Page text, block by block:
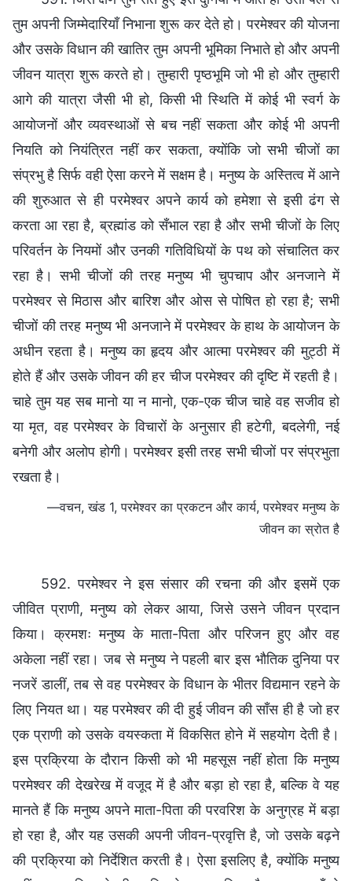
तुम अपनी जिम्मेदारियाँ निभाना शुरू कर देते हो। परमेश्वर की योजना
और उसके विधान की खातिर तुम अपनी भूमिका निभाते हो और अपनी
जीवन यात्रा शुरू करते हो। तुम्हारी पृष्ठभूमि जो भी हो और तुम्हारी
आगे की यात्रा जैसी भी हो, किसी भी स्थिति में कोई भी स्वर्ग के
आयोजनों और व्यवस्थाओं से बच नहीं सकता और कोई भी अपनी
नियति को नियंत्रित नहीं कर सकता, क्योंकि जो सभी चीजों का
संप्रभु है सिर्फ वही ऐसा करने में सक्षम है। मनुष्य के अस्तित्व में आने
की शुरुआत से ही परमेश्वर अपने कार्य को हमेशा से इसी ढंग से
करता आ रहा है, ब्रह्मांड को सँभाल रहा है और सभी चीजों के लिए
परिवर्तन के नियमों और उनकी गतिविधियों के पथ को संचालित कर
रहा है। सभी चीजों की तरह मनुष्य भी चुपचाप और अनजाने में
परमेश्वर से मिठास और बारिश और ओस से पोषित हो रहा है; सभी
चीजों की तरह मनुष्य भी अनजाने में परमेश्वर के हाथ के आयोजन के
अधीन रहता है। मनुष्य का हृदय और आत्मा परमेश्वर की मुट्ठी में
होते हैं और उसके जीवन की हर चीज परमेश्वर की दृष्टि में रहती है।
चाहे तुम यह सब मानो या न मानो, एक-एक चीज चाहे वह सजीव हो
या मृत, वह परमेश्वर के विचारों के अनुसार ही हटेगी, बदलेगी, नई
बनेगी और अलोप होगी। परमेश्वर इसी तरह सभी चीजों पर संप्रभुता
रखता है।
—वचन, खंड 1, परमेश्वर का प्रकटन और कार्य, परमेश्वर मनुष्य के
जीवन का स्रोत है
592. परमेश्वर ने इस संसार की रचना की और इसमें एक
जीवित प्राणी, मनुष्य को लेकर आया, जिसे उसने जीवन प्रदान
किया। क्रमशः मनुष्य के माता-पिता और परिजन हुए और वह
अकेला नहीं रहा। जब से मनुष्य ने पहली बार इस भौतिक दुनिया पर
नजरें डालीं, तब से वह परमेश्वर के विधान के भीतर विद्यमान रहने के
लिए नियत था। यह परमेश्वर की दी हुई जीवन की साँस ही है जो हर
एक प्राणी को उसके वयस्कता में विकसित होने में सहयोग देती है।
इस प्रक्रिया के दौरान किसी को भी महसूस नहीं होता कि मनुष्य
परमेश्वर की देखरेख में वजूद में है और बड़ा हो रहा है, बल्कि वे यह
मानते हैं कि मनुष्य अपने माता-पिता की परवरिश के अनुग्रह में बड़ा
हो रहा है, और यह उसकी अपनी जीवन-प्रवृत्ति है, जो उसके बढ़ने
की प्रक्रिया को निर्देशित करती है। ऐसा इसलिए है, क्योंकि मनुष्य